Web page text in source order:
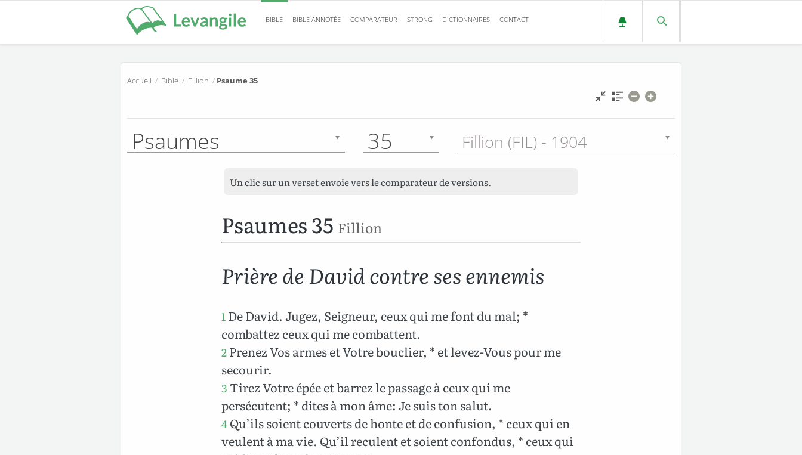
BIBLE BIBLE ANNOTÉE COMPARATEUR STRONG DICTIONNAIRES CONTACT
Accueil / Bible / Fillion / Psaume 35
Psaumes 35 Fillion (FIL) - 1904
Un clic sur un verset envoie vers le comparateur de versions.
Psaumes 35 Fillion
Prière de David contre ses ennemis
1De David. Jugez, Seigneur, ceux qui me font du mal; *
combattez ceux qui me combattent.
2Prenez Vos armes et Votre bouclier, * et levez-Vous pour me
secourir.
3 Tirez Votre épée et barrez le passage à ceux qui me
persécutent; * dites à mon âme: Je suis ton salut.
4Qu’ils soient couverts de honte et de confusion, * ceux qui en
veulent à ma vie. Qu’il reculent et soient confondus, * ceux qui